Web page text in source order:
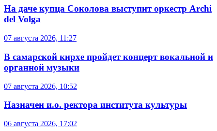
На даче купца Соколова выступит оркестр Archi
del Volga
07 августа 2026, 11:27
В самарской кирхе пройдет концерт вокальной и
органной музыки
07 августа 2026, 10:52
Назначен и.о. ректора института культуры
06 августа 2026, 17:02